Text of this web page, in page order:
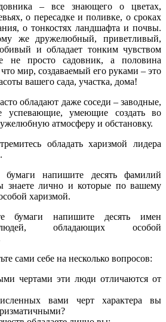
– все знающего о цветах,
о пересадке и поливке, о сроках
о тонкостях ландшафта и почвы.
же дружелюбный, приветливый,
и обладает тонким чувством
просто садовник, а половина
мир, создаваемый его руками – это
вашего сада, участка, дома!
обладают даже соседи – заводные,
успевающие, умеющие создать во
атмосферу и обстановку.
обладать харизмой лидера
напишите десять фамилий
знаете лично и которые по вашему
харизмой.
бумаги напишите десять имен
обладающих особой
сами себе на несколько вопросов:
чертами эти люди отличаются от
вами черт характера вы